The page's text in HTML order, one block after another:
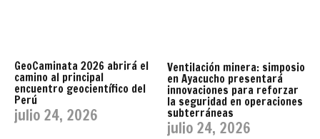
GeoCaminata 2026 abrirá el
camino al principal
encuentro geocientífico del
Perú
julio 24, 2026
Ventilación minera: simposio
en Ayacucho presentará
innovaciones para reforzar
la seguridad en operaciones
subterráneas
julio 24, 2026